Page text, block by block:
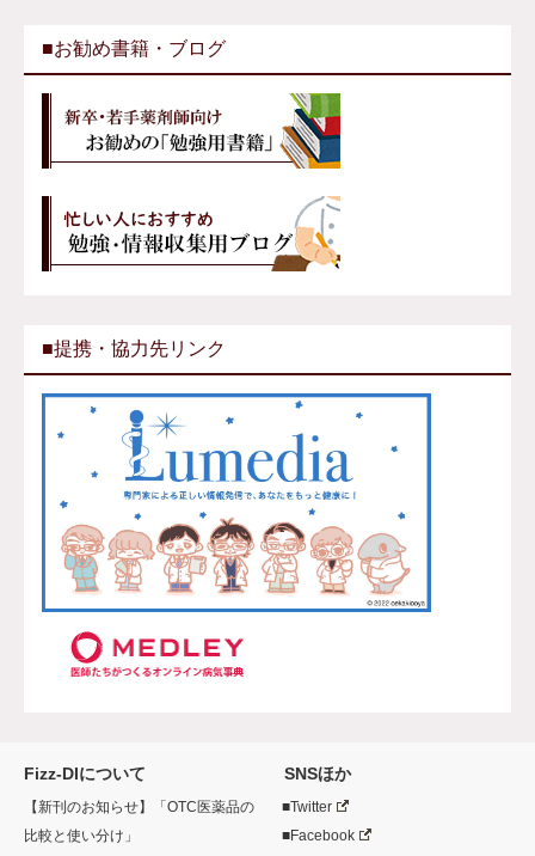
■お勧め書籍・ブログ
■提携・協力先リンク
Fizz-DIについて
【新刊のお知らせ】「OTC医薬品の
比較と使い分け」
SNSほか
■Twitter
■Facebook